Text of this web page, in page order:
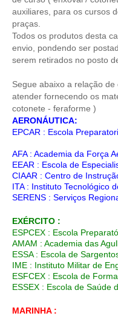
auxiliares, para os cursos
praças.
Todos os produtos desta
envio, pondendo ser
serem retirados no posto
Segue abaixo a relação
atender fornecendo os
cotonete - feraforme )
AERONÁUTICA:
EPCAR : Escola
AFA : Academia da Força
EEAR : Escola de
CIAAR : Centro de
ITA : Instituto Tecnológico
SERENS : Serviços
EXÉRCITO :
ESPCEX : Escola
AMAM : Academia das
ESSA : Escola de
IME : Instituto Militar de
ESFCEX : Escola de
ESSEX : Escola de Saúde
MARINHA :